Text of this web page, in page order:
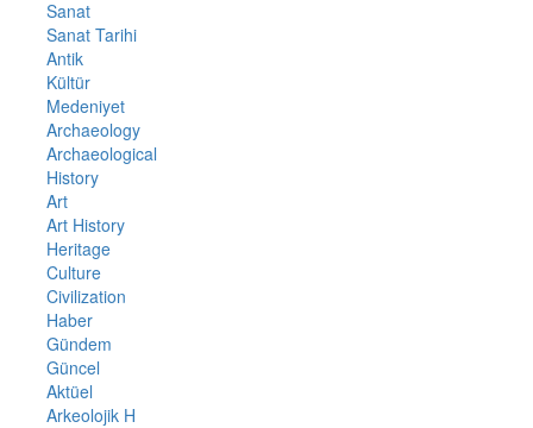
Sanat
Sanat Tarihi
Antik
Kültür
Medeniyet
Archaeology
Archaeological
History
Art
Art History
Heritage
Culture
Civilization
Haber
Gündem
Güncel
Aktüel
Arkeolojik H